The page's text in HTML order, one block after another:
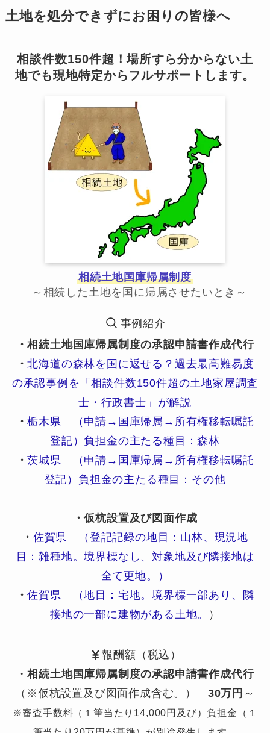
土地を処分できずにお困りの皆様へ
相談件数150件超！場所すら分からない土
地でも現地特定からフルサポートします。
相続土地国庫帰属制度
～相続した土地を国に帰属させたいとき～
事例紹介
・相続土地国庫帰属制度の承認申請書作成代行
・北海道の森林を国に返せる？過去最高難易度
の承認事例を「相談件数150件超の土地家屋調査
士・行政書士」が解説
・栃木県 （申請→国庫帰属→所有権移転嘱託
登記）負担金の主たる種目：森林
・茨城県 （申請→国庫帰属→所有権移転嘱託
登記）負担金の主たる種目：その他
・仮杭設置及び図面作成
・ 佐賀県 （登記記録の地目：山林、現況地
目：雑種地。境界標なし、対象地及び隣接地は
全て更地。）
・佐賀県 （地目：宅地。境界標一部あり、隣
接地の一部に建物がある土地。
）
報酬額（税込）
・相続土地国庫帰属制度の承認申請書作成代行
（※仮杭設置及び図面作成含む。） 30万円 ～
※審査手数料（１筆当たり14,000円及び）負担金（１